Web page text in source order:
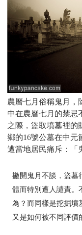
農曆七月俗稱鬼月，
中在農曆七月的禁忌
之際，盜取墳墓裡的
鄉的16號公墓在中元
遭當地居民痛斥：「
撇開鬼月不談，盜墓
體而特別遭人譴責。
為？而同樣是挖掘墳
又是如何被不同評價